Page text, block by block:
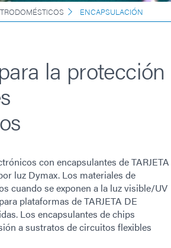
ENCAPSULACIÓN
la protección
con encapsulantes de TARJETA
luz Dymax. Los materiales de
cuando se exponen a la luz visible/UV
plataformas de TARJETA DE
Los encapsulantes de chips
a sustratos de circuitos flexibles